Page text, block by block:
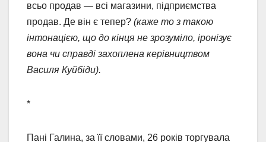
всьо продав — всі магазини, підприємства
продав. Де він є тепер? (каже то з такою
інтонацією, що до кінця не зрозуміло, іронізує
вона чи справді захоплена керівництвом
Василя Куйбіди).
*
Пані Галина, за її словами, 26 років торгувала